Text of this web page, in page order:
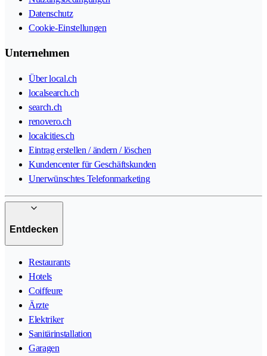
Datenschutz
Cookie-Einstellungen
Unternehmen
Über local.ch
localsearch.ch
search.ch
renovero.ch
localcities.ch
Eintrag erstellen / ändern / löschen
Kundencenter für Geschäftskunden
Unerwünschtes Telefonmarketing
Entdecken
Restaurants
Hotels
Coiffeure
Ärzte
Elektriker
Sanitärinstallation
Garagen